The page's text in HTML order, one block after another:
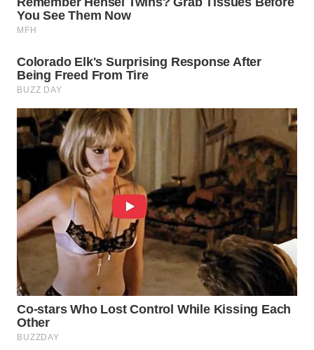
ADVOKAT
INFRASTRUKTUR
WAHANA
KONSUMEN
WAHANA
LISTRIK
WAHANA
TRAVEL
WAHANA
TV
WAHANANEWS